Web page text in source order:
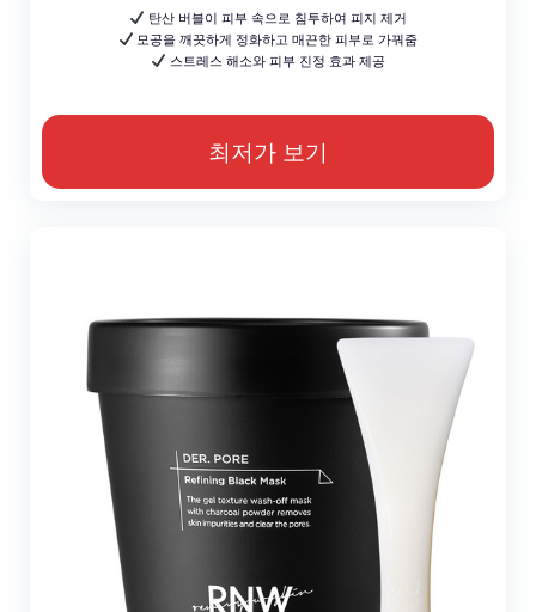
탄산 버블이 피부 속으로 침투하여 피지 제거
모공을 깨끗하게 정화하고 매끈한 피부로 가꿔줌
스트레스 해소와 피부 진정 효과 제공
최저가 보기